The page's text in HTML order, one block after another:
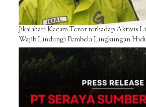
Jikalahari Kecam Teror terhadap Aktivis
Wajib Lindungi Pembela Lingkungan